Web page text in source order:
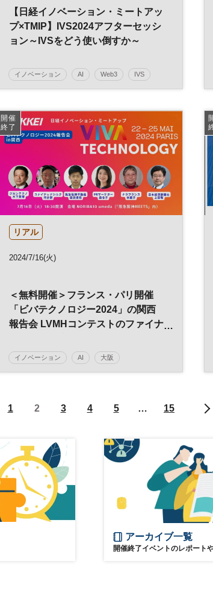
【日経イノベーション・ミートアッ
プ×TMIP】IVS2024アフターセッシ
ョン～IVSをどう使い倒すか～
イノベーション AI Web3 IVS
ブロックチェーン
スタートアップ デジタル DX
平日夜開催
開催
終了
リアル
2024/7/16(火)
＜無料開催＞フランス・パリ開催
「ビバテクノロジー2024」の関西
報告会 LVMHコンテストのファイナ
ン・ミートアップ
イノベーション AI 大阪
デジタル DX 参加無料
平日夜開催
1 2 3 4 5 … 15
アーカイブ一覧
開催終了イベントのレポート